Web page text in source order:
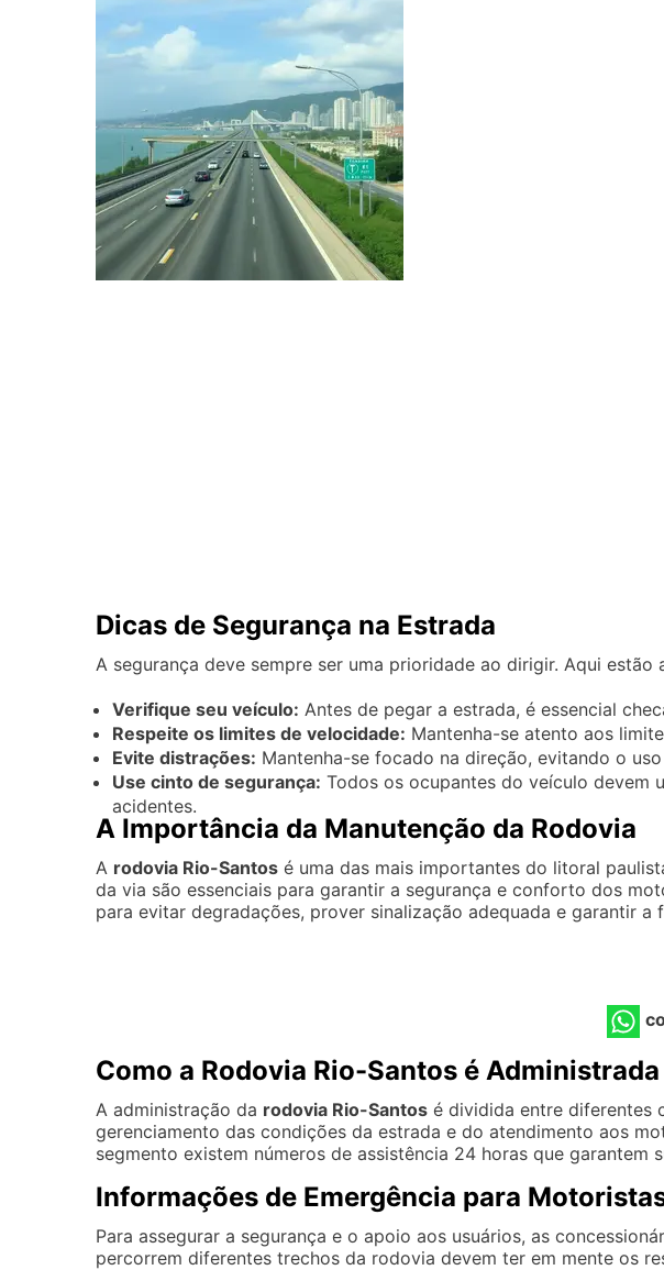
Dicas de Segurança na Estrada
A segurança deve sempre ser uma prioridade ao dirigir. Aqui
Verifique seu veículo: Antes de pegar a estrada, é essencial
Respeite os limites de velocidade: Mantenha-se atento aos
Evite distrações: Mantenha-se focado na direção, evitando o
Use cinto de segurança: Todos os ocupantes do veículo devem
acidentes.
A Importância da Manutenção da Rodovia
A rodovia Rio-Santos é uma das mais importantes do litoral
da via são essenciais para garantir a segurança e conforto dos
para evitar degradações, prover sinalização adequada e garantir a
Como a Rodovia Rio-Santos é Administrada
A administração da rodovia Rio-Santos é dividida entre diferentes
gerenciamento das condições da estrada e do atendimento aos
segmento existem números de assistência 24 horas que garantem
Informações de Emergência para
Para assegurar a segurança e o apoio aos usuários, as
percorrem diferentes trechos da rodovia devem ter em mente os